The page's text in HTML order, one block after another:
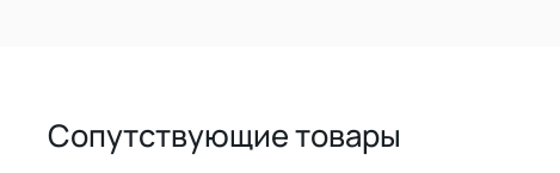
Сопутствующие товары